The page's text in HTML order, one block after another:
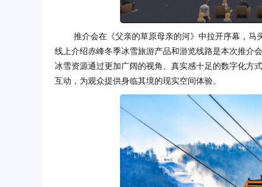
推介会在《父亲的草原母亲的河》中拉开序幕，马
线上介绍赤峰冬季冰雪旅游产品和游览线路是本次推介
冰雪资源通过更加广阔的视角、真实感十足的数字化方
互动，为观众提供身临其境的现实空间体验。